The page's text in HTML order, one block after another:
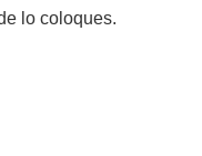
lo coloques.